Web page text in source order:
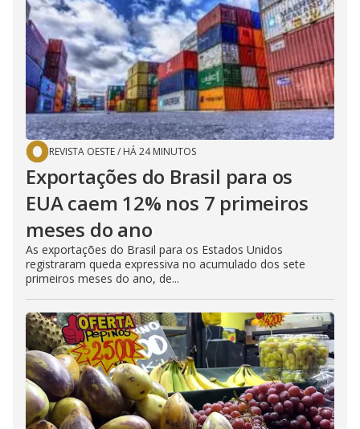
REVISTA OESTE/ HÁ 24 MINUTOS
Exportações do Brasil para os
EUA caem 12% nos 7 primeiros
meses do ano
As exportações do Brasil para os Estados Unidos
registraram queda expressiva no acumulado dos sete
primeiros meses do ano, de...